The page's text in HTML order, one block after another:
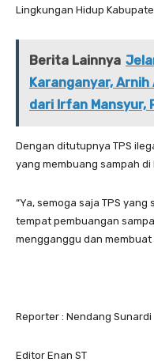
Lingkungan Hidup
Berita Lainnya
Karanganyar,
dari Irfan Mansyur,
Dengan ditutupnya TPS
yang membuang sampah
“Ya, semoga saja TPS
tempat pembuangan
mengganggu dan
Reporter : Nendang Sunardi
Editor Enan ST